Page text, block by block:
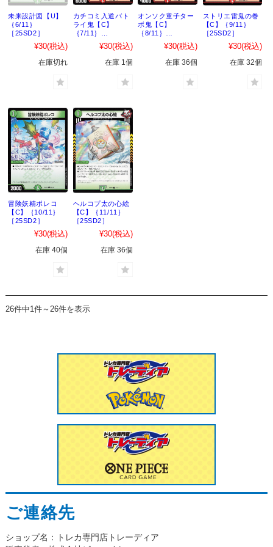
未来設計図【U】
｛6/11｝
［25SD2］
¥30(税込)
在庫切れ
カチコミ入道バト
ライ鬼【C】
｛7/11｝
［25SD2］
¥30(税込)
在庫 1個
オンソク童子ター
ボ鬼【C】
｛8/11｝
［25SD2］
¥30(税込)
在庫 36個
ストリエ雷鬼の巻
【C】｛9/11｝
［25SD2］
¥30(税込)
在庫 32個
冒険妖精ポレコ
【C】｛10/11｝
［25SD2］
¥30(税込)
在庫 40個
ヘルコプ太の心絵
【C】｛11/11｝
［25SD2］
¥30(税込)
在庫 36個
26件中1件～26件を表示
ご連絡先
ショップ名：トレカ専門店トレーディア